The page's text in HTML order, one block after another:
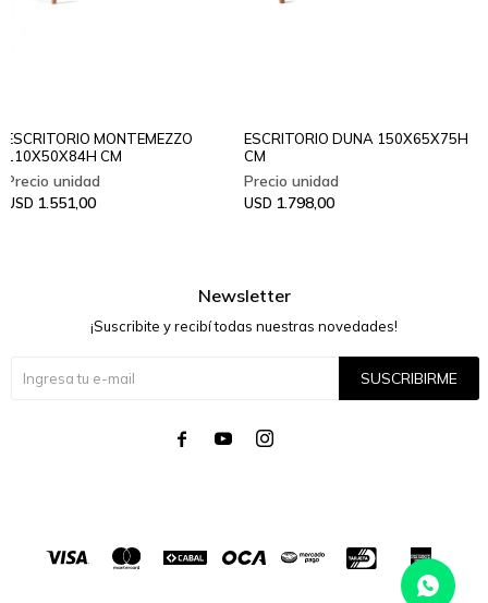
ESCRITORIO MONTEMEZZO
110X50X84H CM
USD 1.551,00
ESCRITORIO DUNA 150X65X75H
CM
USD 1.798,00
Newsletter
¡Suscribite y recibí todas nuestras novedades!
SUSCRIBIRME
  